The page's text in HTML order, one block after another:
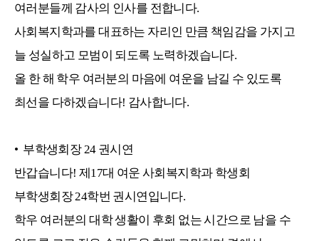
여러분들께 감사의 인사를 전합니다.
사회복지학과를 대표하는 자리인 만큼 책임감을 가지고
늘 성실하고 모범이 되도록 노력하겠습니다.
올 한 해 학우 여러분의 마음에 여운을 남길 수 있도록
최선을 다하겠습니다! 감사합니다.
• 부학생회장24 권시연
반갑습니다! 제17대 여운 사회복지학과 학생회
부학생회장 24학번 권시연입니다.
학우 여러분의 대학 생활이 후회 없는 시간으로 남을 수